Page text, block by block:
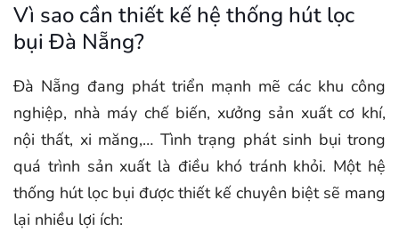
Vì sao cần thiết kế hệ thống hút lọc
bụi Đà Nẵng?
Đà Nẵng đang phát triển mạnh mẽ các khu công
nghiệp, nhà máy chế biến, xưởng sản xuất cơ khí,
nội thất, xi măng,… Tình trạng phát sinh bụi trong
quá trình sản xuất là điều khó tránh khỏi. Một hệ
thống hút lọc bụi được thiết kế chuyên biệt sẽ mang
lại nhiều lợi ích: